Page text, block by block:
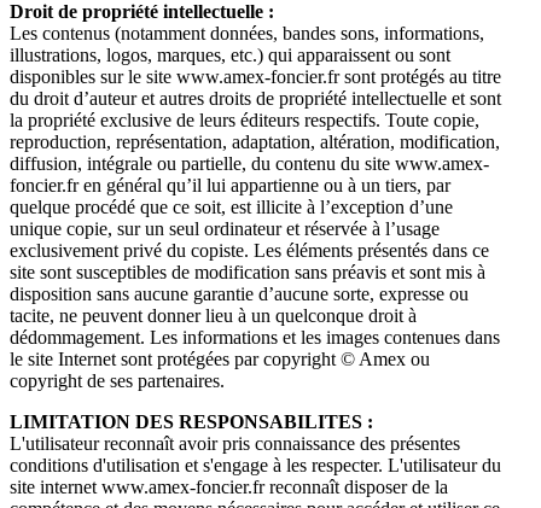
Droit de propriété intellectuelle :
Les contenus (notamment données, bandes sons, informations,
illustrations, logos, marques, etc.) qui apparaissent ou sont
disponibles sur le site www.amex-foncier.fr sont protégés au titre
du droit d’auteur et autres droits de propriété intellectuelle et sont
la propriété exclusive de leurs éditeurs respectifs. Toute copie,
reproduction, représentation, adaptation, altération, modification,
diffusion, intégrale ou partielle, du contenu du site www.amex-
foncier.fr en général qu’il lui appartienne ou à un tiers, par
quelque procédé que ce soit, est illicite à l’exception d’une
unique copie, sur un seul ordinateur et réservée à l’usage
exclusivement privé du copiste. Les éléments présentés dans ce
site sont susceptibles de modification sans préavis et sont mis à
disposition sans aucune garantie d’aucune sorte, expresse ou
tacite, ne peuvent donner lieu à un quelconque droit à
dédommagement. Les informations et les images contenues dans
le site Internet sont protégées par copyright © Amex ou
copyright de ses partenaires.
LIMITATION DES RESPONSABILITES :
L'utilisateur reconnaît avoir pris connaissance des présentes
conditions d'utilisation et s'engage à les respecter. L'utilisateur du
site internet www.amex-foncier.fr reconnaît disposer de la